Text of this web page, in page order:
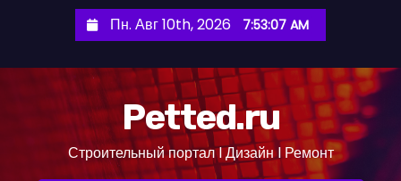
Пн. Авг 10th, 2026 7:53:08 AM
Petted.ru
Строительный портал l Дизайн l Ремонт